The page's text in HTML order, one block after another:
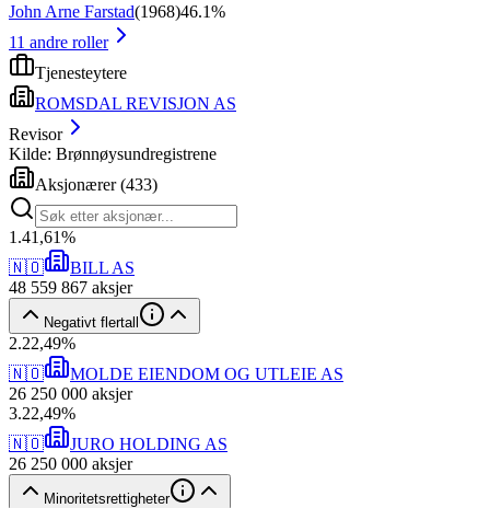
John Arne Farstad(1968)46.1%
11 andre roller
Tjenesteytere
ROMSDAL REVISJON AS
Revisor
Kilde: Brønnøysundregistrene
Aksjonærer(433)
1 .41,61%
🇳🇴
BILL AS
48 559 867 aksjer
Negativt flertall
2.22,49%
🇳🇴
MOLDE EIENDOM OG UTLEIE AS
26 250 000 aksjer
3.22,49%
🇳🇴
JURO HOLDING AS
26 250 000 aksjer
Minoritetsrettigheter